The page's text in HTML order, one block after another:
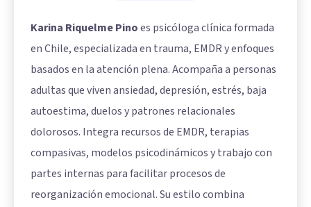
Karina Riquelme Pinoes psicóloga clínica formada
en Chile, especializada en trauma, EMDR y enfoques
basados en la atención plena. Acompaña a personas
adultas que viven ansiedad, depresión, estrés, baja
autoestima, duelos y patrones relacionales
dolorosos. Integra recursos de EMDR, terapias
compasivas, modelos psicodinámicos y trabajo con
partes internas para facilitar procesos de
reorganización emocional. Su estilo combina